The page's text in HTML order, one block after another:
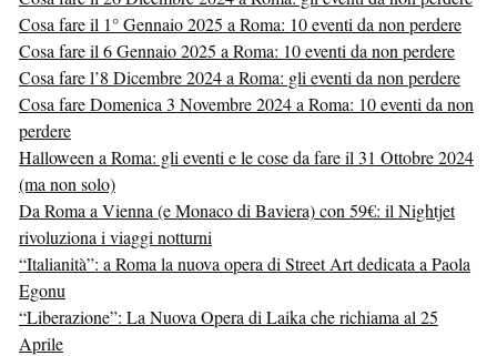
Cosa fare il 1° Gennaio 2025 a Roma: 10 eventi da non perdere
Cosa fare il 6 Gennaio 2025 a Roma: 10 eventi da non perdere
Cosa fare l’8 Dicembre 2024 a Roma: gli eventi da non perdere
Cosa fare Domenica 3 Novembre 2024 a Roma: 10 eventi da non
perdere
Halloween a Roma: gli eventi e le cose da fare il 31 Ottobre 2024
(ma non solo)
Da Roma a Vienna (e Monaco di Baviera) con 59€: il Nightjet
rivoluziona i viaggi notturni
“Italianità”: a Roma la nuova opera di Street Art dedicata a Paola
Egonu
“Liberazione”: La Nuova Opera di Laika che richiama al 25
Aprile